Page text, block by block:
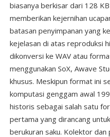
biasanya berkisar dari 128
memberikan kejernihan
batasan penyimpanan yang
kejelasan di atas reproduksi
dikonversi ke WAV atau
menggunakan SoX, Awave
khusus. Meskipun format ini
komputasi genggam awal
historis sebagai salah satu
pertama yang dirancang
berukuran saku. Kolektor